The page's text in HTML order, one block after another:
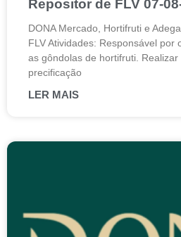
Repositor de FLV 07-
DONA Mercado, Hortifruti e
FLV Atividades: Responsável por
as gôndolas de hortifruti.
precificação
LER MAIS